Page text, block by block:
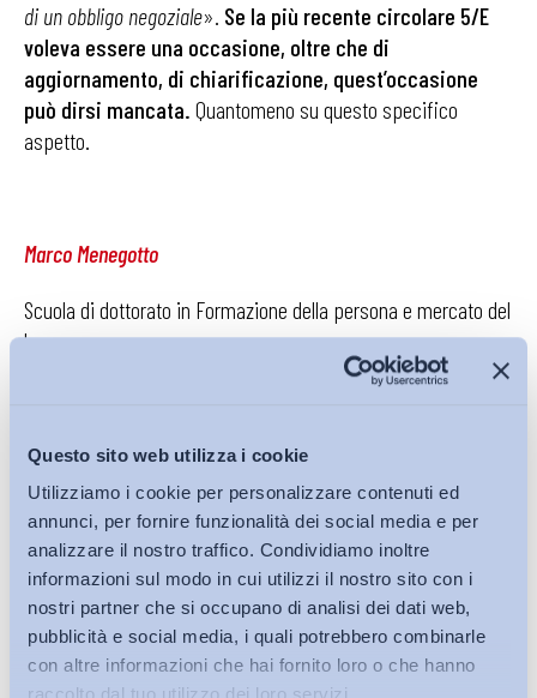
Questo sito web utilizza i cookie
Utilizziamo i cookie per personalizzare contenuti ed
annunci, per fornire funzionalità dei social media e per
analizzare il nostro traffico. Condividiamo inoltre
informazioni sul modo in cui utilizzi il nostro sito con i
nostri partner che si occupano di analisi dei dati web,
pubblicità e social media, i quali potrebbero combinarle
con altre informazioni che hai fornito loro o che hanno
di un obbligo negoziale». Se la più recente circolare 5/E
voleva essere una occasione, oltre che di
aggiornamento, di chiarificazione, quest’occasione
può dirsi mancata. Quantomeno su questo specifico
aspetto.
Marco Menegotto
Scuola di dottorato in Formazione della persona e mercato del
lavoro
@MarcoMenegotto
Scarica ilPDF